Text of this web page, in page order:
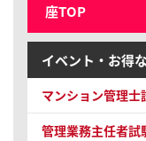
座TOP
イベント・お得
マンション管理士
管理業務主任者試